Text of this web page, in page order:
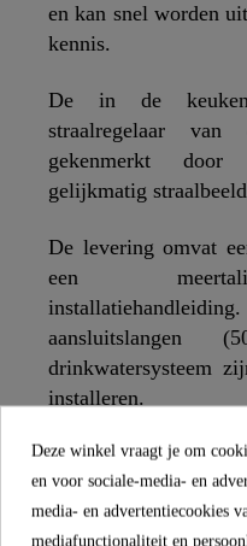
en kan snel worden
kennis.
De in de
straalregelaar
gekenmerkt
gelijkmatig straalbeeld
De levering omvat
een
drinkwatersysteem
installeren.
SCHÜTTE
Deze winkel vraagt je om
en voor sociale-media- en
media- en advertentiecookies
mediafunctionaliteit en